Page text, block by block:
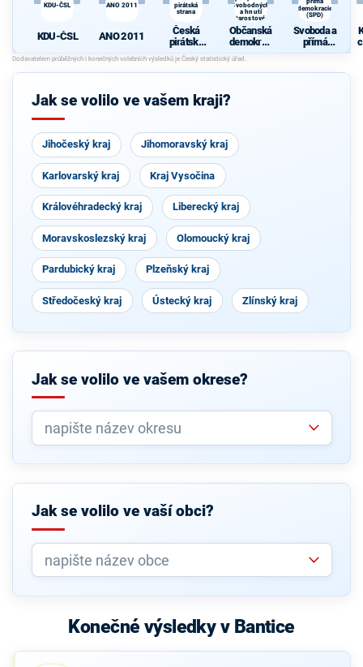
KDU-ČSL
KDU-ČSL
ANO 2011
ANO 2011
pirátská
strana
Česká
pirátská
strana
Svobodných
a hnutí
Starostové a
osobnosti
pro Moravu
Občanská
demokrati
cká strana
s podporou
Svobodný
Starostové
Moravu
přímá
demokracie
(SPD)
Svoboda a
přímá
demokraci
Jak se volilo ve vašem kraji?
Jihočeský kraj Jihomoravský kraj
Karlovarský kraj Kraj Vysočina
Královéhradecký kraj Liberecký kraj
Moravskoslezský kraj Olomoucký kraj
Pardubický kraj Plzeňský kraj
Středočeský kraj Ústecký kraj Zlínský kraj
Jak se volilo ve vašem okrese?
Jak se volilo ve vaší obci?
Konečné výsledky v Bantice